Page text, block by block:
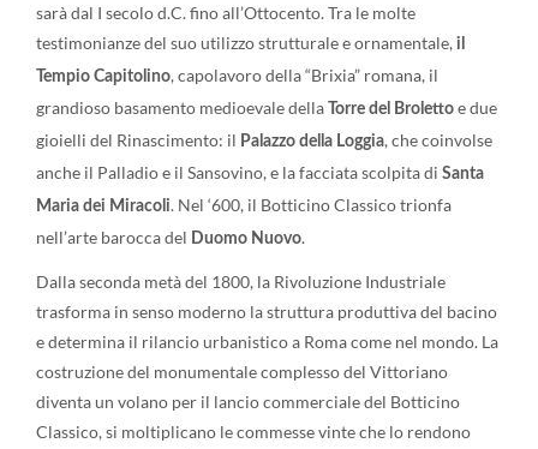
sarà dal I secolo d.C. fino all’Ottocento. Tra le molte
testimonianze del suo utilizzo strutturale e ornamentale, il
Tempio Capitolino, capolavoro della “Brixia” romana, il
grandioso basamento medioevale della
Torre del Broletto e due
gioielli del Rinascimento: il Palazzo della Loggia, che coinvolse
anche il Palladio e il Sansovino, e la facciata scolpita di Santa
Maria dei Miracoli. Nel ‘600, il Botticino Classico trionfa
nell’arte barocca del Duomo Nuovo.
Dalla seconda metà del 1800, la Rivoluzione Industriale
trasforma in senso moderno la struttura produttiva del bacino
e determina il rilancio urbanistico a Roma come nel mondo. La
costruzione del monumentale complesso del Vittoriano
diventa un volano per il lancio commerciale del Botticino
Classico, si moltiplicano le commesse vinte che lo rendono